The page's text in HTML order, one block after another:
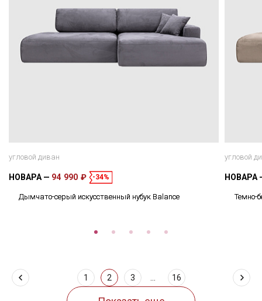
угловой диван
НОВАРА 94 990 ₽ -34%
Дымчато-серый искусственный нубук Balance
угловой
НОВАРА
Темно-
1 2 3 16